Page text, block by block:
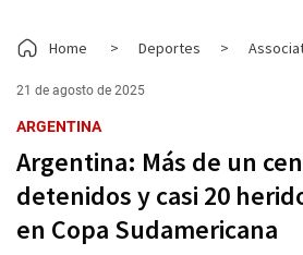
Home > Deportes >
21 de agosto de 2025
ARGENTINA
Argentina: Más de un
detenidos y casi 20
en Copa Sudamericana